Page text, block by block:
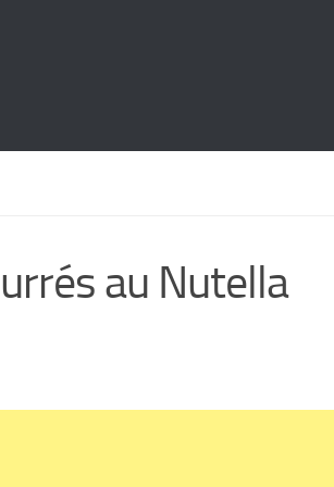
au Nutella